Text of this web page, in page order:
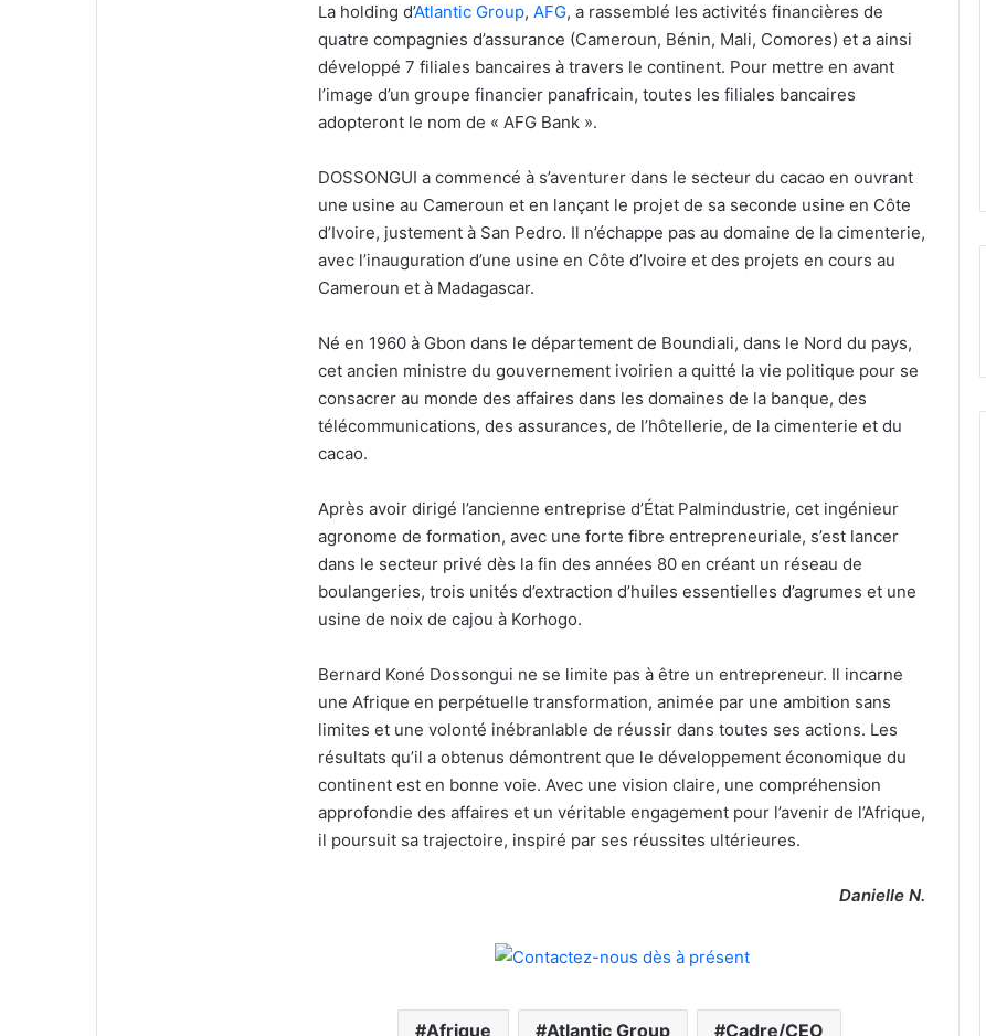
La holding d’Atlantic Group, AFG, a rassemblé les activités financières de
quatre compagnies d’assurance (Cameroun, Bénin, Mali, Comores) et a ainsi
développé 7 filiales bancaires à travers le continent. Pour mettre en avant
l’image d’un groupe financier panafricain, toutes les filiales bancaires
adopteront le nom de « AFG Bank ».
DOSSONGUI a commencé à s’aventurer dans le secteur du cacao en ouvrant
une usine au Cameroun et en lançant le projet de sa seconde usine en Côte
d’Ivoire, justement à San Pedro. Il n’échappe pas au domaine de la cimenterie,
avec l’inauguration d’une usine en Côte d’Ivoire et des projets en cours au
Cameroun et à Madagascar.
Né en 1960 à Gbon dans le département de Boundiali, dans le Nord du pays,
cet ancien ministre du gouvernement ivoirien a quitté la vie politique pour se
consacrer au monde des affaires dans les domaines de la banque, des
télécommunications, des assurances, de l’hôtellerie, de la cimenterie et du
cacao.
Après avoir dirigé l’ancienne entreprise d’État Palmindustrie, cet ingénieur
agronome de formation, avec une forte fibre entrepreneuriale, s’est lancer
dans le secteur privé dès la fin des années 80 en créant un réseau de
boulangeries, trois unités d’extraction d’huiles essentielles d’agrumes et une
usine de noix de cajou à Korhogo.
Bernard Koné Dossongui ne se limite pas à être un entrepreneur. Il incarne
une Afrique en perpétuelle transformation, animée par une ambition sans
limites et une volonté inébranlable de réussir dans toutes ses actions. Les
résultats qu’il a obtenus démontrent que le développement économique du
continent est en bonne voie. Avec une vision claire, une compréhension
approfondie des affaires et un véritable engagement pour l’avenir de l’Afrique,
il poursuit sa trajectoire, inspiré par ses réussites ultérieures.
Danielle N.
Afrique Atlantic Group Cadre/CEO